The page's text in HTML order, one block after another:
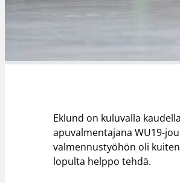
Eklund on kuluvalla
apuvalmentajana WU19-
valmennustyöhön oli
lopulta helppo tehdä.